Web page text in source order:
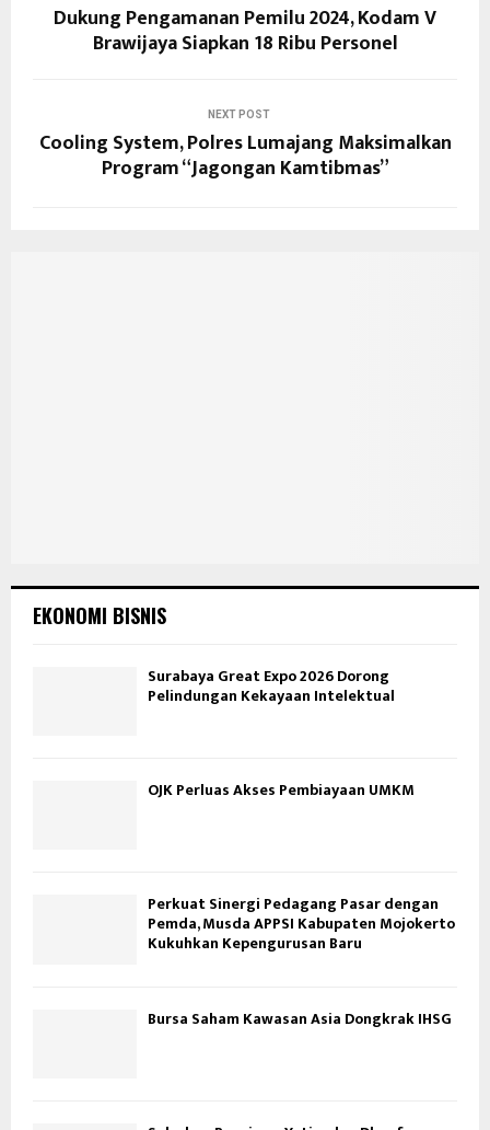
Dukung Pengamanan Pemilu 2024, Kodam V
Brawijaya Siapkan 18 Ribu Personel
NEXT POST
Cooling System, Polres Lumajang Maksimalkan
Program “Jagongan Kamtibmas”
EKONOMI BISNIS
Surabaya Great Expo 2026 Dorong
Pelindungan Kekayaan Intelektual
OJK Perluas Akses Pembiayaan UMKM
Perkuat Sinergi Pedagang Pasar dengan
Pemda, Musda APPSI Kabupaten Mojokerto
Kukuhkan Kepengurusan Baru
Bursa Saham Kawasan Asia Dongkrak IHSG